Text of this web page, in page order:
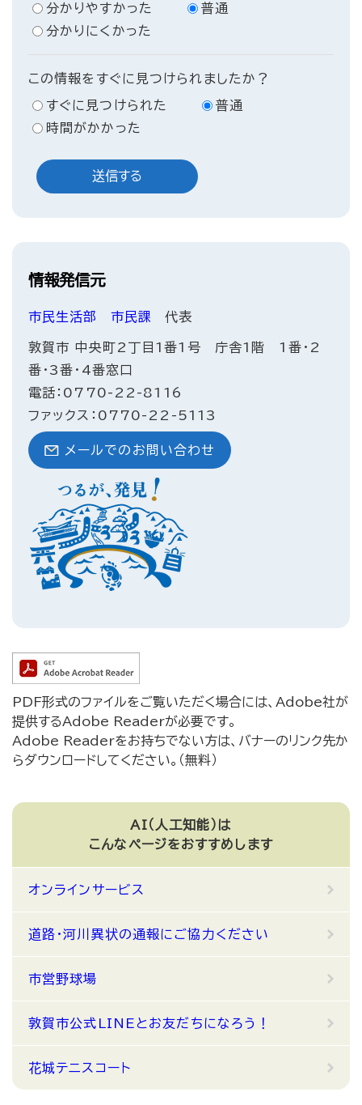
分かりやすかった
普通
分かりにくかった
この情報をすぐに見つけられましたか？
すぐに見つけられた
普通
時間がかかった
情報発信元
市民生活部 市民課 代表
敦賀市 中央町2丁目1番1号 庁舎1階 1番・2
番・3番・4番窓口
電話：0770-22-8116
ファックス：0770-22-5113
メールでのお問い合わせ
PDF形式のファイルをご覧いただく場合には、Adobe社が
提供するAdobe Readerが必要です。
Adobe Readerをお持ちでない方は、バナーのリンク先か
らダウンロードしてください。（無料）
AI（人工知能）は
こんなページをおすすめします
オンラインサービス
道路・河川異状の通報にご協力ください
市営野球場
敦賀市公式LINEとお友だちになろう！
花城テニスコート